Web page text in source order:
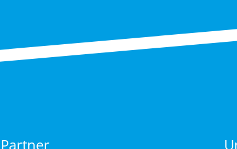
Partner